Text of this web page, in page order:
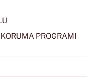
PROGRAMI